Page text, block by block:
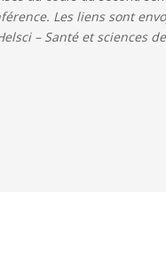
Les liens sont
– Santé et sciences